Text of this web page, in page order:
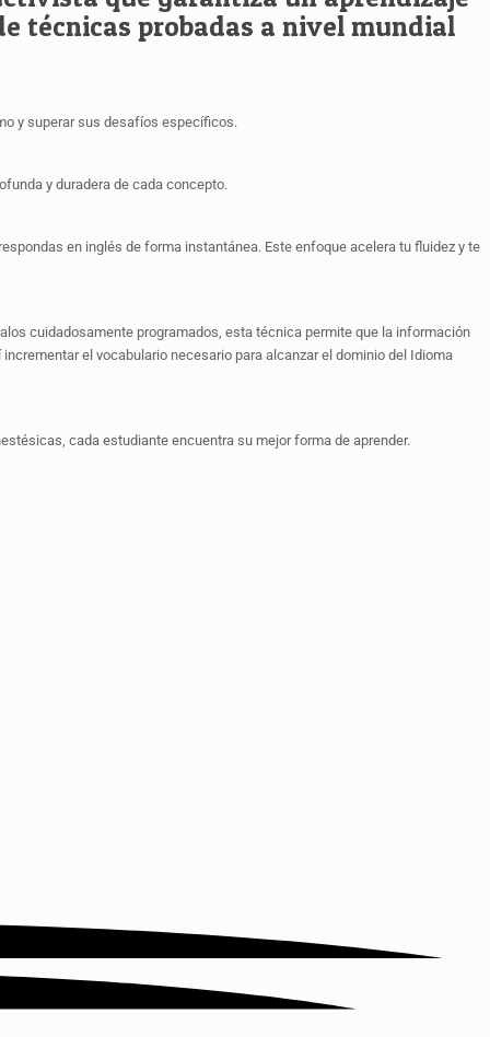
técnicas probadas a nivel mundial
y superar sus desafíos específicos.
y duradera de cada concepto.
en inglés de forma instantánea. Este enfoque acelera tu fluidez y te
cuidadosamente programados, esta técnica permite que la información
el vocabulario necesario para alcanzar el dominio del Idioma
cada estudiante encuentra su mejor forma de aprender.